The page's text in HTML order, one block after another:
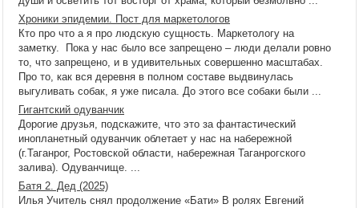
Хроники эпидемии. Пост для маркетологов
Кто про что а я про людскую сущность. Маркетологу на
заметку. Пока у нас было все запрещено – люди делали ровно
то, что запрещено, и в удивительных совершенно масштабах.
Про то, как вся деревня в полном составе выдвинулась
выгуливать собак, я уже писала. До этого все собаки были ...
Гигантский одуванчик
Дорогие друзья, подскажите, что это за фантастический
инопланетный одуванчик облетает у нас на набережной
(г.Таганрог, Ростовской области, набережная Таганрогского
залива). Одуванчище. ...
Батя 2. Дед (2025)
Илья Учитель снял продолжение «Бати» В ролях Евгений